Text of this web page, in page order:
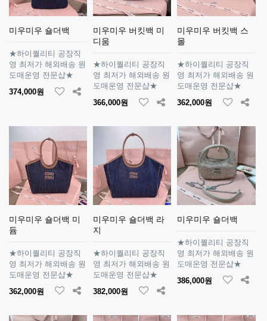
미우미우 숄더백
★하이퀄리티 공장직
영 최저가 해외배송 원
도매운영 전문샵★
374,000원
미우미우 버킷백 미
디움
★하이퀄리티 공장직
영 최저가 해외배송 원
도매운영 전문샵★
366,000원
미우미우 버킷백 스
몰
★하이퀄리티 공장직
영 최저가 해외배송 원
도매운영 전문샵★
362,000원
미우미우 숄더백 미
듐
★하이퀄리티 공장직
영 최저가 해외배송 원
도매운영 전문샵★
362,000원
미우미우 숄더백 라
지
★하이퀄리티 공장직
영 최저가 해외배송 원
도매운영 전문샵★
382,000원
미우미우 숄더백
★하이퀄리티 공장직
영 최저가 해외배송 원
도매운영 전문샵★
386,000원